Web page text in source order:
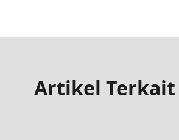
Artikel Terkait